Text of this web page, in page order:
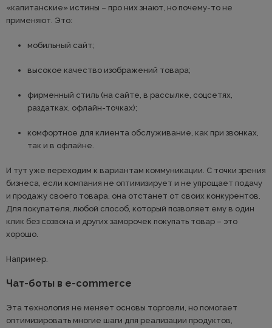
«капитанские» истины – про них знают, но почему-то не
применяют. Это:
мобильный сайт;
высокое качество изображений товара;
фирменный стиль (на сайте, в рассылке, соцсетях,
раздатках, офлайн-точках);
комфортное для клиента обслуживание, как при звонках,
так и в офлайне.
И тут уже переходим к вариантам коммуникации. С точки зрения
бизнеса, если компания не оптимизирует и не упрощает подачу
и продажу своего товара, она отстанет от своих конкурентов.
Для покупателя, любой способ, который позволяет ему в один
клик без созвона и других заморочек покупать товар – это
хорошо.
Например.
Чат-боты в e-commerce
Эта технология не меняет основы торговли, но помогает
оптимизировать многие шаги для реализации продуктов,